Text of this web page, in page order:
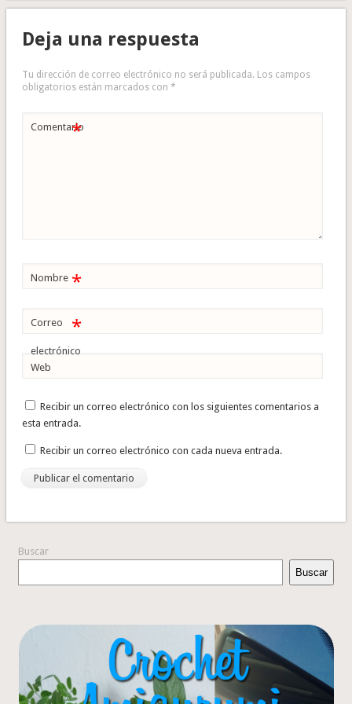
Deja una respuesta
Tu dirección de correo electrónico no será publicada. Los campos
obligatorios están marcados con *
Comentario
*
Nombre *
Correo
electrónico
*
Web
Recibir un correo electrónico con los siguientes comentarios a
esta entrada.
Recibir un correo electrónico con cada nueva entrada.
Buscar
Buscar